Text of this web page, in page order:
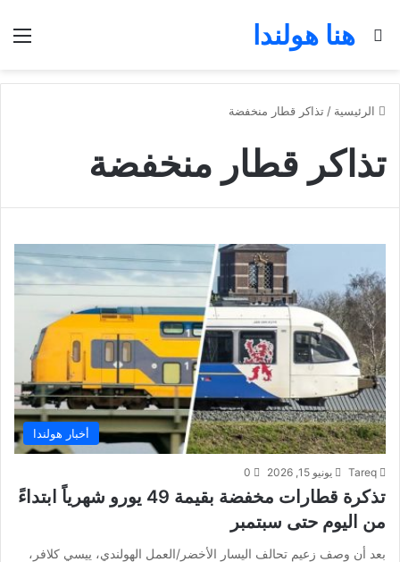
هنا هولندا
بحث عن
الرئيسية / تذاكر قطار منخفضة
تذاكر قطار منخفضة
أخبار هولندا
Tareq يونيو 15, 2026 0
تذكرة قطارات مخفضة بقيمة 49 يورو شهرياً ابتداءً
من اليوم حتى سبتمبر
بعد أن وصف زعيم تحالف اليسار الأخضر/العمل الهولندي، ييسي كلافر،